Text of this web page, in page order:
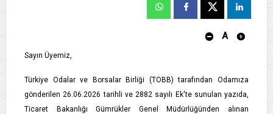
A
Sayın Üyemiz,
Türkiye Odalar ve Borsalar Birliği (TOBB) tarafından Odamıza
gönderilen 26.06.2026 tarihli ve 2882 sayılı Ek'te sunulan yazıda,
Ticaret Bakanlığı Gümrükler Genel Müdürlüğünden alınan